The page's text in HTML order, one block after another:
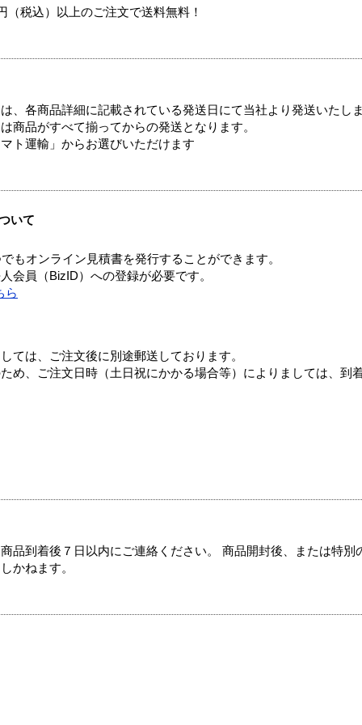
税込）以上のご注文で送料無料！
、各商品詳細に記載されている発送日にて当社より発送いたし
商品がすべて揃ってからの発送となります。
ト運輸」からお選びいただけます
いて
もオンライン見積書を発行することができます。
会員（BizID）への登録が必要です。
ら
ては、ご注文後に別途郵送しております。
め、ご注文日時（土日祝にかかる場合等）によりましては、到
品到着後７日以内にご連絡ください。 商品開封後、または特別
かねます。